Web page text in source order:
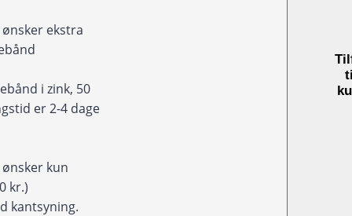
ønsker ekstra
i zink, 50
er 2-4 dage
ønsker kun
kr.)
kantsyning.